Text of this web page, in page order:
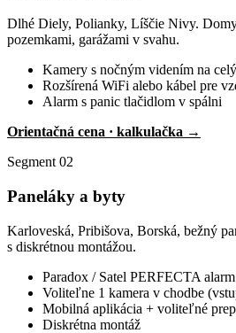
Dlhé Diely, Polianky, Líščie Nivy.
pozemkami, garážami v svahu.
Kamery s nočným videním na
Rozšírená WiFi alebo kábel pre
Alarm s panic tlačidlom v spálni
Orientačná cena · kalkulačka →
Segment 02
Paneláky a byty
Karloveská, Pribišova, Borská, bežný
s diskrétnou montážou.
Paradox / Satel PERFECTA alarm
Voliteľne 1 kamera v chodbe
Mobilná aplikácia + voliteľné
Diskrétna montáž